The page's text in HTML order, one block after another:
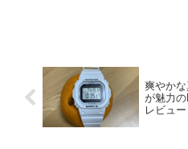
爽やか
が魅力
レビュー